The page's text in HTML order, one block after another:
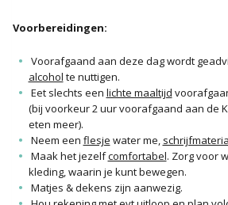
Voorbereidingen:
Voorafgaand aan deze dag wordt
alcohol te nuttigen.
Eet slechts een lichte maaltijd
(bij voorkeur 2 uur voorafgaand aan de
eten meer).
Neem een flesje water me,
Maak het jezelfcomfortabel. Zorg voor
kleding, waarin je kunt bewegen.
Matjes & dekens zijn aanwezig.